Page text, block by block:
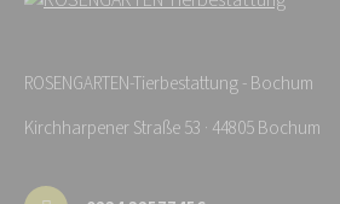
ROSENGARTEN-Tierbestattung - Bochum
Kirchharpener Straße 53 · 44805 Bochum